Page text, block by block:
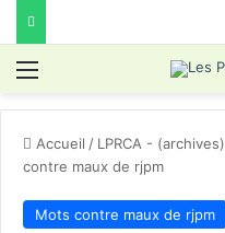
Menu
Accueil / LPRCA - (archives)
contre maux de rjpm
Mots contre maux de rjpm